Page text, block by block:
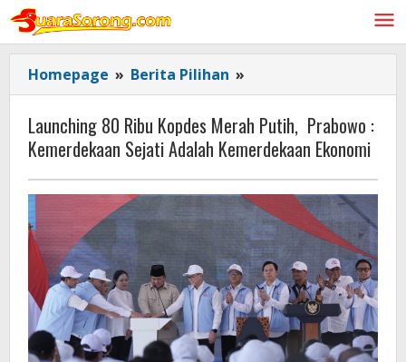
Lewati
konten
Homepage » Berita Pilihan »
80
Ribu
Kopdes
Merah
Putih,
Prabowo
Kemerdekaan
Sejati
Adalah
Kemerdekaan
Ekonomi
Launching 80 Ribu Kopdes Merah Putih, Prabowo :
Kemerdekaan Sejati Adalah Kemerdekaan Ekonomi